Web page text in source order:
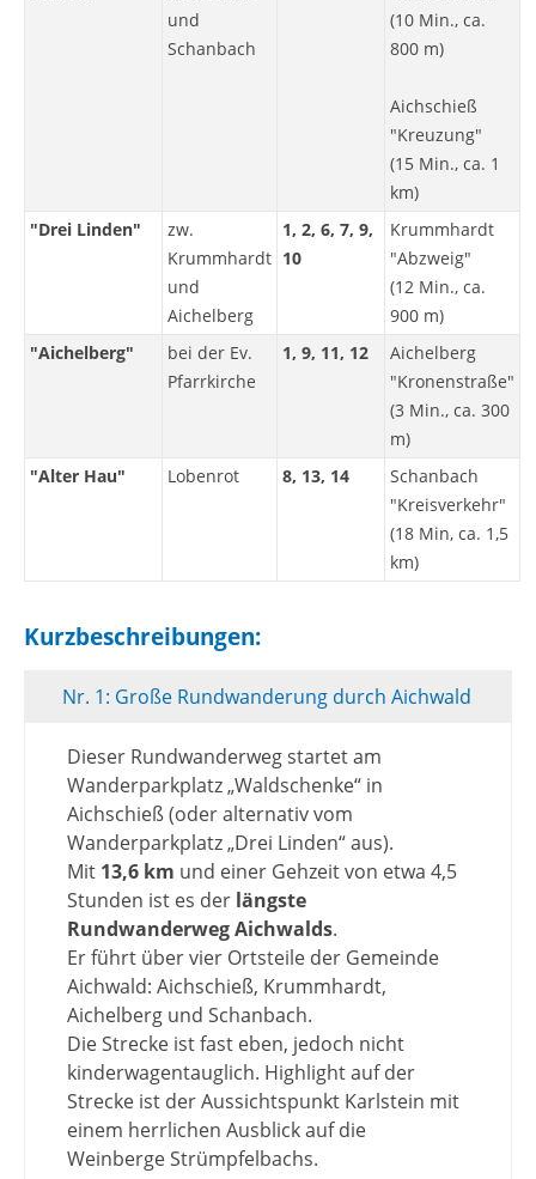
und
Schanbach
(10 Min., ca.
800 m)
Aichschieß
"Kreuzung"
(15 Min., ca. 1
km)
"Drei Linden"
zw.
Krummhardt
und
Aichelberg
1, 2, 6, 7, 9,
10
Krummhardt
"Abzweig"
(12 Min., ca.
900 m)
"Aichelberg"
bei der Ev.
Pfarrkirche
1, 9, 11, 12
Aichelberg
"Kronenstraße"
(3 Min., ca. 300
m)
"Alter Hau"
Lobenrot 8, 13, 14
Schanbach
"Kreisverkehr"
(18 Min, ca. 1,5
km)
Kurzbeschreibungen:
Nr. 1: Große Rundwanderung durch Aichwald
Dieser Rundwanderweg startet am
Wanderparkplatz „Waldschenke“ in
Aichschieß (oder alternativ vom
Wanderparkplatz „Drei Linden“ aus).
Mit 13,6 km und einer Gehzeit von etwa 4,5
Stunden ist es der längste
Rundwanderweg Aichwalds.
Er führt über vier Ortsteile der Gemeinde
Aichwald: Aichschieß, Krummhardt,
Aichelberg und Schanbach.
Die Strecke ist fast eben, jedoch nicht
kinderwagentauglich. Highlight auf der
Strecke ist der Aussichtspunkt Karlstein mit
einem herrlichen Ausblick auf die
Weinberge Strümpfelbachs.